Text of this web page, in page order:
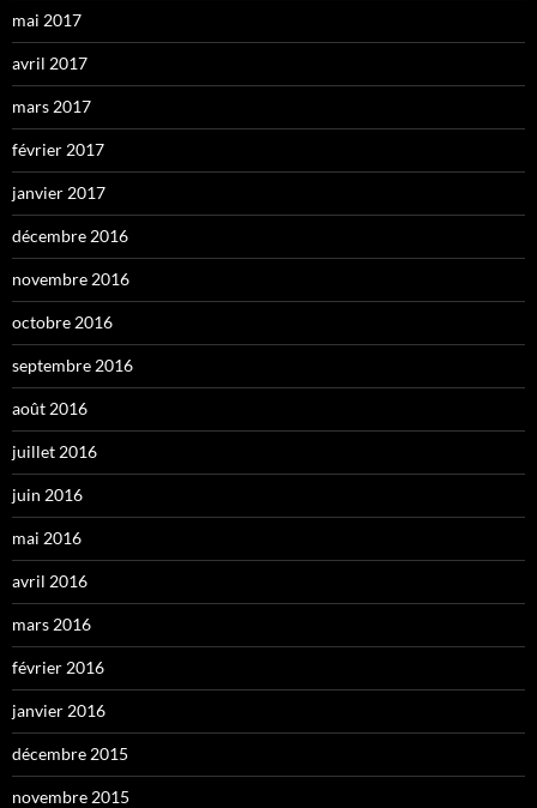
mai 2017
avril 2017
mars 2017
février 2017
janvier 2017
décembre 2016
novembre 2016
octobre 2016
septembre 2016
août 2016
juillet 2016
juin 2016
mai 2016
avril 2016
mars 2016
février 2016
janvier 2016
décembre 2015
novembre 2015